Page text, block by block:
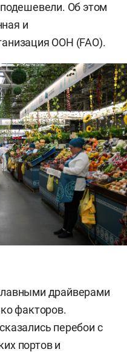
Об этом
и
ООН (FAO).
драйверами
факторов.
перебои с
портов и